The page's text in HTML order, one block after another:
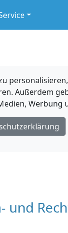
Außerdem
Werbung
und